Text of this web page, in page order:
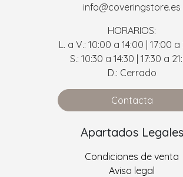
info@coveringstore.es
HORARIOS:
L. a V.: 10:00 a 14:00 | 17:00 a
S.: 10:30 a 14:30 | 17:30 a
D.: Cerrado
Contacta
Apartados Legales
Condiciones de venta
Aviso legal